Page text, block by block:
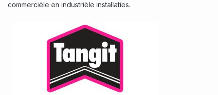
commerciële en industriële installaties.